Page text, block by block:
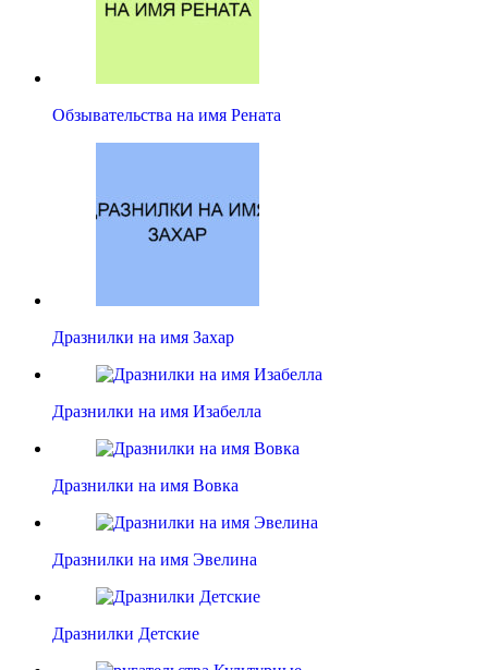
Обзывательства на имя Рената
Дразнилки на имя Захар
Дразнилки на имя Изабелла
Дразнилки на имя Вовка
Дразнилки на имя Эвелина
Дразнилки Детские